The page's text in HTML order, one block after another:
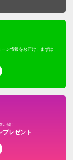
ン情報をお届け！まずは
物！
プレゼント